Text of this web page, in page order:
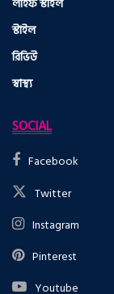
স্টাইল
রিভিউ
স্বাস্থ্য
SOCIAL
Facebook
Twitter
Instagram
Pinterest
Youtube